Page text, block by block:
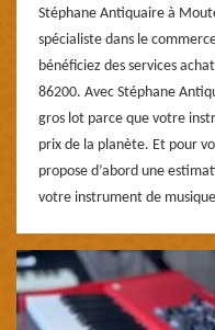
Stéphane Antiquaire à
spécialiste dans le
bénéficiez des services
86200. Avec Stéphane
gros lot parce que votre
prix de la planète. Et pour
propose d’abord une
votre instrument de